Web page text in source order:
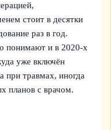
стоит в десятки
раз в год.
понимают и в 2020‑х
уже включён
при травмах, иногда
планов с врачом.